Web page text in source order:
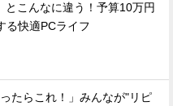
とこんなに違う！予算10万円
る快適PCライフ
ったらこれ！」みんなが"リピ